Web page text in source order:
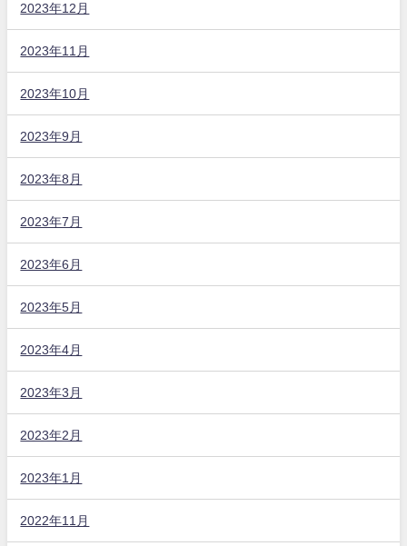
2023年12月
2023年11月
2023年10月
2023年9月
2023年8月
2023年7月
2023年6月
2023年5月
2023年4月
2023年3月
2023年2月
2023年1月
2022年11月